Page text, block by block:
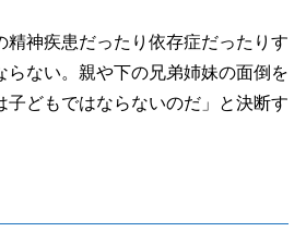
精神疾患だったり依存症だったりす
らない。親や下の兄弟姉妹の面倒を
子どもではならないのだ」と決断す